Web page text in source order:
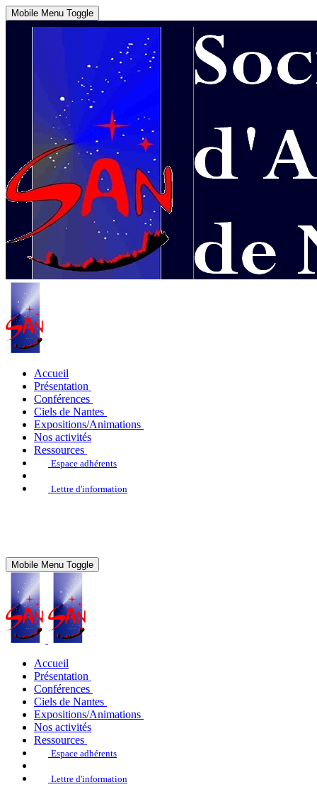
Mobile Menu Toggle
Accueil
Présentation
Conférences
Ciels de Nantes
Expositions/Animations
Nos activités
Ressources
Espace adhérents
Lettre d'information
Mobile Menu Toggle
Accueil
Présentation
Conférences
Ciels de Nantes
Expositions/Animations
Nos activités
Ressources
Espace adhérents
Lettre d'information